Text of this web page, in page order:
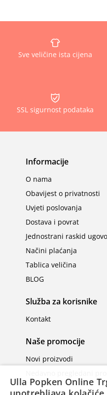
Sve veličine ista cijena
SSL sigurnost podataka
Informacije
O nama
Obavijest o privatnosti
Uvjeti poslovanja
Dostava i povrat
Jednostrani raskid
Načini plaćanja
Tablica veličina
BLOG
Služba za korisnike
Kontakt
Naše promocije
Novi proizvodi
Ulla Popken Online